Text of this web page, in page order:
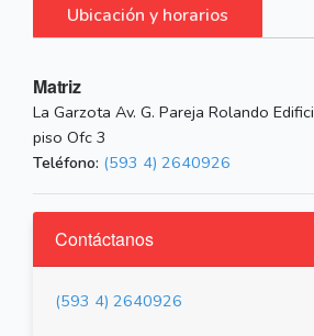
Ubicación y horarios
Matriz
La Garzota Av. G. Pareja Rolando
piso Ofc 3
Teléfono: (593 4) 2640926
Contáctanos
(593 4) 2640926